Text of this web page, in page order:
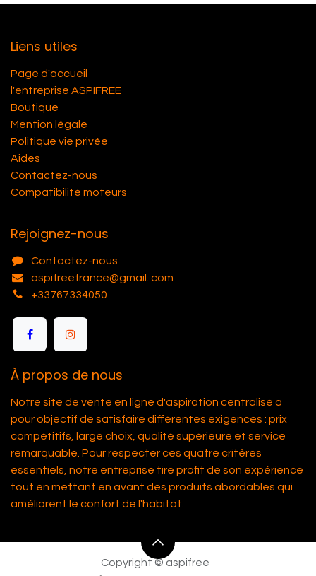
Liens utiles
Page d'accueil
l'entreprise ASPIFREE
Boutique
Mention légale
Politique vie privée
Aides
Contactez-nous
Compatibilité moteurs
Rejoignez-nous
Contactez-nous
aspifreefrance@gmail. com
+33767334050
À propos de nous
Notre site de vente en ligne d'aspiration centralisé a
pour objectif de satisfaire différentes exigences : prix
compétitifs, large choix, qualité supérieure et service
remarquable. Pour respecter ces quatre critères
essentiels, notre entreprise tire profit de son expérience
tout en mettant en avant des produits abordables qui
améliorent le confort de l'habitat.
Copyright © aspifree